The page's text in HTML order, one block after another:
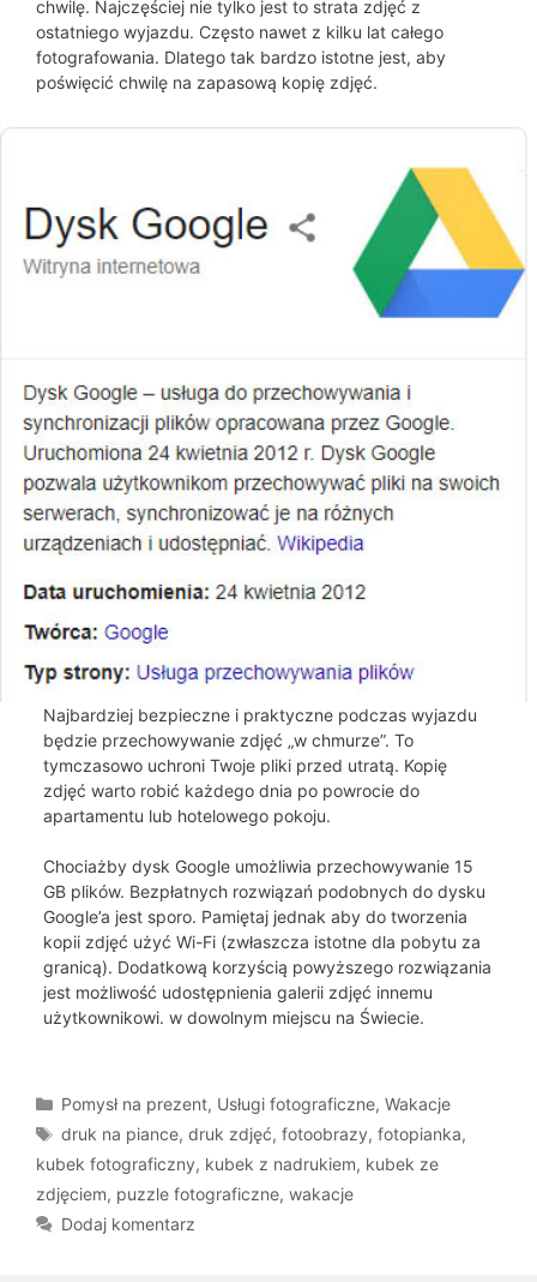
chwilę. Najczęściej nie tylko jest to strata zdjęć z
ostatniego wyjazdu. Często nawet z kilku lat całego
fotografowania. Dlatego tak bardzo istotne jest, aby
poświęcić chwilę na zapasową kopię zdjęć.
Najbardziej bezpieczne i praktyczne podczas wyjazdu
będzie przechowywanie zdjęć „w chmurze”. To
tymczasowo uchroni Twoje pliki przed utratą. Kopię
zdjęć warto robić każdego dnia po powrocie do
apartamentu lub hotelowego pokoju.
Chociażby dysk Google umożliwia przechowywanie 15
GB plików. Bezpłatnych rozwiązań podobnych do dysku
Google’a jest sporo. Pamiętaj jednak aby do tworzenia
kopii zdjęć użyć Wi-Fi (zwłaszcza istotne dla pobytu za
granicą). Dodatkową korzyścią powyższego rozwiązania
jest możliwość udostępnienia galerii zdjęć innemu
użytkownikowi. w dowolnym miejscu na Świecie.
Kategorie
Pomysł na prezent, Usługi fotograficzne,Wakacje
Tagi
druk na piance,druk zdjęć,fotoobrazy,fotopianka,
kubek fotograficzny, kubek z nadrukiem, kubek ze
zdjęciem, puzzle fotograficzne, wakacje
Dodaj komentarz